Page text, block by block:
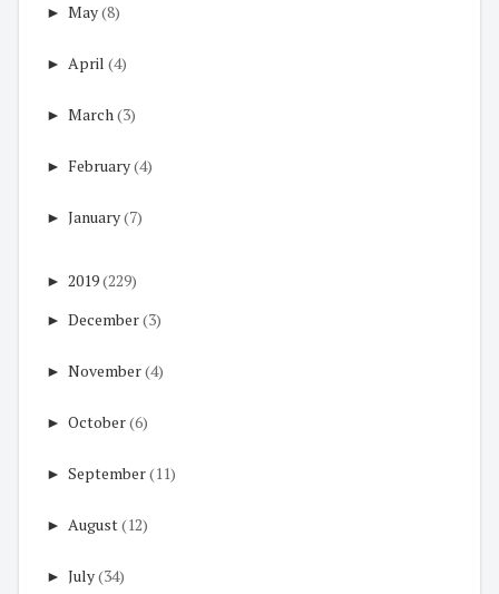
► May(8)
► April (4)
► March(3)
► February(4)
► January(7)
► 2019(229)
► December(3)
► November(4)
► October(6)
► September(11)
► August(12)
► July(34)